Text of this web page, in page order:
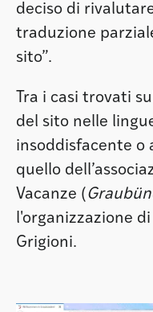
deciso di
traduzione
sito”.
Tra i casi trovati
del sito nelle
insoddisfacente o
quello
Vacanze (
l'organizzazione
Grigioni.